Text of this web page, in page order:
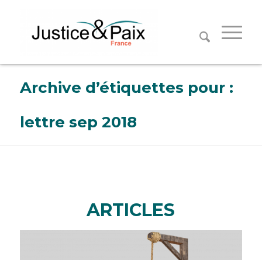
Archive d’étiquettes pour :
lettre sep 2018
ARTICLES